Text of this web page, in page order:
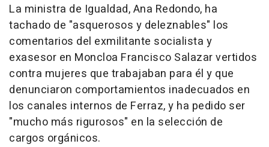
La ministra de Igualdad, Ana Redondo, ha
tachado de "asquerosos y deleznables" los
comentarios del exmilitante socialista y
exasesor en Moncloa Francisco Salazar vertidos
contra mujeres que trabajaban para él y que
denunciaron comportamientos inadecuados en
los canales internos de Ferraz, y ha pedido ser
"mucho más rigurosos" en la selección de
cargos orgánicos.